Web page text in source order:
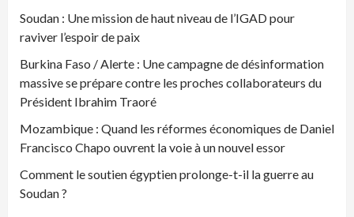
Soudan : Une mission de haut niveau de l’IGAD pour
raviver l’espoir de paix
Burkina Faso / Alerte : Une campagne de désinformation
massive se prépare contre les proches collaborateurs du
Président Ibrahim Traoré
Mozambique : Quand les réformes économiques de Daniel
Francisco Chapo ouvrent la voie à un nouvel essor
Comment le soutien égyptien prolonge-t-il la guerre au
Soudan ?